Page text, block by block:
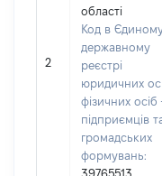
2
області
Код в
державному
реєстрі
юридичних
фізичних осіб
підприємців
громадських
формувань:
39765513